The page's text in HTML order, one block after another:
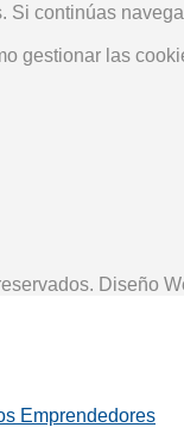
Si continúas
gestionar las
Diseño
Emprendedores